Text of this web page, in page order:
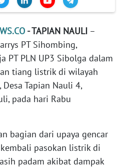
- TAPIAN NAULI –
PT Sihombing,
PT PLN UP3 Sibolga dalam
tiang listrik di wilayah
Desa Tapian Nauli 4,
pada hari Rabu
bagian dari upaya gencar
pasokan listrik di
padam akibat dampak